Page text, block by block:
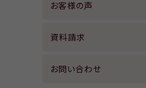
レッド
撥水
フォーマルブラック
お客様の声
資料請求
お問い合わせ